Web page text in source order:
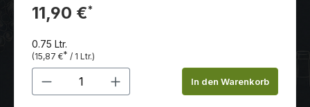
unaufdringlichen Eichennoten untermalt.
11,90 €*
0.75 Ltr.
(15,87 €* / 1 Ltr.)
Produkt Anzahl: Gib denIn den Warenkorb